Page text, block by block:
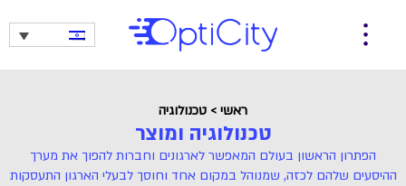
ראשי > טכנולוגיה
טכנולוגיה ומוצר
הפתרון הראשון בעולם המאפשר לארגונים וחברות להפוך את מערך
ההיסעים שלהם לכזה, שמנוהל במקום אחד וחוסך לבעלי הארגון התעסקות